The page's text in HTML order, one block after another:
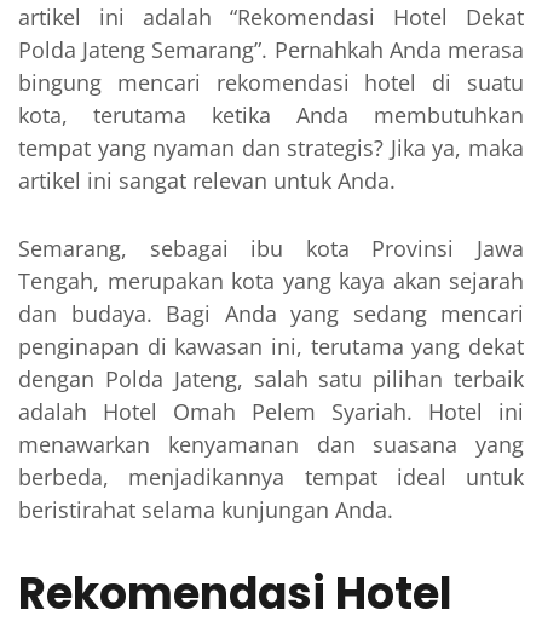
artikel ini adalah “Rekomendasi Hotel Dekat
Polda Jateng Semarang”. Pernahkah Anda merasa
bingung mencari rekomendasi hotel di suatu
kota, terutama ketika Anda membutuhkan
tempat yang nyaman dan strategis? Jika ya, maka
artikel ini sangat relevan untuk Anda.
Semarang, sebagai ibu kota Provinsi Jawa
Tengah, merupakan kota yang kaya akan sejarah
dan budaya. Bagi Anda yang sedang mencari
penginapan di kawasan ini, terutama yang dekat
dengan Polda Jateng, salah satu pilihan terbaik
adalah Hotel Omah Pelem Syariah. Hotel ini
menawarkan kenyamanan dan suasana yang
berbeda, menjadikannya tempat ideal untuk
beristirahat selama kunjungan Anda.
Rekomendasi Hotel